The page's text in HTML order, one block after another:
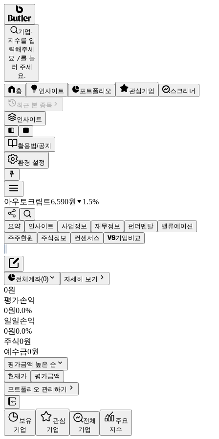
기업·
지수를 입
력해주세
요./를 눌
러 주세
요.
홈 인사이트 포트폴리오 관심기업
스크리너
최근 본 종목
인사이트
활용법/공지
환경 설정
아우토크립트6,590원 1.5%
요약 인사이트 사업정보 재무정보 펀더멘탈
밸류에이션
주주환원
주식정보 컨센서스 기업비교
아우토크립트
6,590원
331740
KOSDAQ
시가총액
PBR2.48
PER-
fPER -
배당수익률-
자사주비율2.51%
결산월12월
4분기누적
10년
주재무제표
재무정보
펀더멘탈
밸류에이션
주주환원
컨센서스
주식정보
전체계좌(0) 자세히 보기
0원
평가손익
0원0.0%
일일손익
0원0.0%
주식0원
예수금0원
평가금액 높은 순
현재가
평가금액
포트폴리오 관리하기
보유
기업
관심
기업
전체
기업
주요
지수